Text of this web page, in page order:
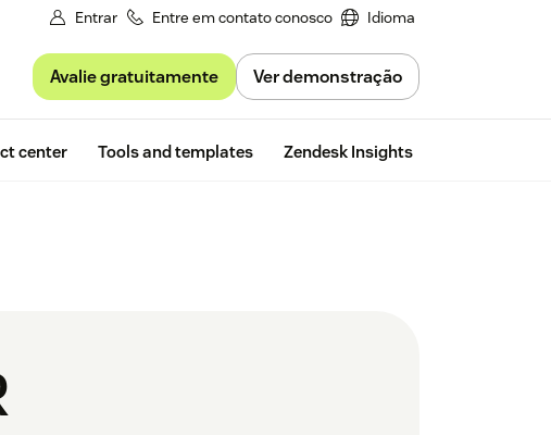
Entrar Entre em contato conosco Idioma
Avalie gratuitamente Ver demonstração
center Tools and templates Zendesk Insights